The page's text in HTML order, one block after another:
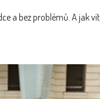
a bez problémů. A jak